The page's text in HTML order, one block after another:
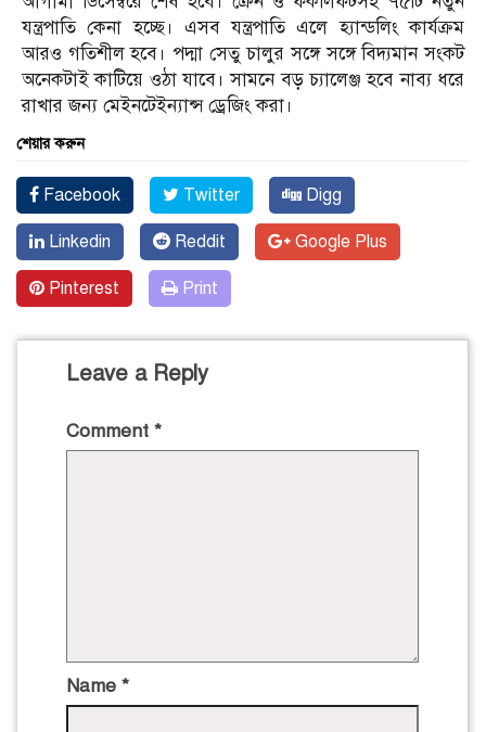
যন্ত্রপাতি কেনা হচ্ছে। এসব যন্ত্রপাতি এলে হ্যান্ডলিং কার্যক্রম
আরও গতিশীল হবে। পদ্মা সেতু চালুর সঙ্গে সঙ্গে বিদ্যমান সংকট
অনেকটাই কাটিয়ে ওঠা যাবে। সামনে বড় চ্যালেঞ্জ হবে নাব্য ধরে
রাখার জন্য মেইনটেইন্যান্স ড্রেজিং করা।
শেয়ার করুন
Facebook Twitter Digg
Linkedin Reddit Google Plus
Pinterest Print
Leave a Reply
Comment *
Name *